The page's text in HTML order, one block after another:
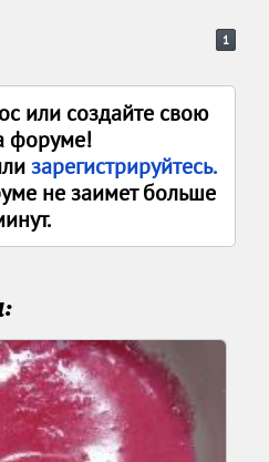
1
или создайте свою
форуме!
зарегистрируйтесь.
не заимет больше